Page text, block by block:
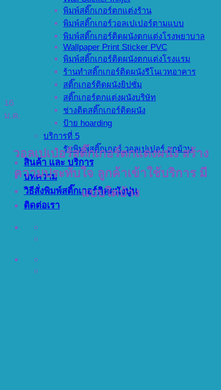
พิมพ์สติ๊กเกอร์ตกแต่งร้าน
พิมพ์สติ๊กเกอร์วอลเปเปอร์ตามแบบ
พิมพ์สติ๊กเกอร์ติดผนังตกแต่งโรงพยาบาล
Wallpaper Print Sticker PVC
พิมพ์สติ๊กเกอร์ติดผนังตกแต่งโรงแรม
ร้านทำสติ๊กเกอร์ติดผนังรีโนเวทอาคาร
สติ๊กเกอร์ติดผนังยิปซั่ม
สติ๊กเกอร์ตกแต่งผนังบริษัท
ช่างติดสติ๊กเกอร์ติดผนัง
ป้าย hoarding
บริการที่ 5
รับพิมพ์สติ๊กเกอร์ วอลเปเปอร์ ยกม้วน
สินค้า และ บริการ
บทความ
วิธีสั่งพิมพ์สติ๊กเกอร์ติดผนังปูน
ติดต่อเรา
16
ม.ค.
วอลเปเปอร์สติ๊กเกอร์ตกแต่งผนัง สร้าง
ความประทับใจ ลูกค้าเข้าใช้บริการ มี
แบบใดบ้าง